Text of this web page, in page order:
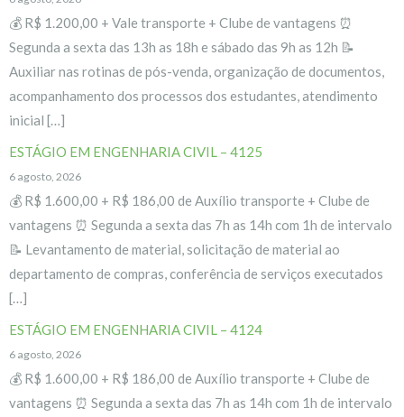
💰 R$ 1.200,00 + Vale transporte + Clube de vantagens ⏰
Segunda a sexta das 13h as 18h e sábado das 9h as 12h 📝
Auxiliar nas rotinas de pós-venda, organização de documentos,
acompanhamento dos processos dos estudantes, atendimento
inicial […]
ESTÁGIO EM ENGENHARIA CIVIL – 4125
6 agosto, 2026
💰 R$ 1.600,00 + R$ 186,00 de Auxílio transporte + Clube de
vantagens ⏰ Segunda a sexta das 7h as 14h com 1h de intervalo
📝 Levantamento de material, solicitação de material ao
departamento de compras, conferência de serviços executados
[…]
ESTÁGIO EM ENGENHARIA CIVIL – 4124
6 agosto, 2026
💰 R$ 1.600,00 + R$ 186,00 de Auxílio transporte + Clube de
vantagens ⏰ Segunda a sexta das 7h as 14h com 1h de intervalo